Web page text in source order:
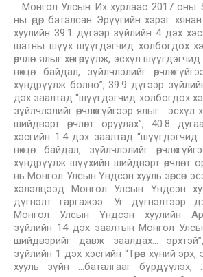
Монгол Улсын Их хурлаас 2017 оны
ны өдөр баталсан Эрүүгийн хэрэг
хуулийн 39.1 дүгээр зүйлийн 4 дэх
шатны шүүх шүүгдэгчид холбогдох
өөрчлөн ялыг хөнгөрүүлж, эсхүл
нөхцөл байдал, зүйлчлэлийг
хүндрүүлж болно”, 39.9 дүгээр
дэх заалтад “шүүгдэгчид холбогдох
зүйлчлэлийг өөрчлөхгүйгээр ялыг
шийдвэрт өөрчлөлт оруулах”, 40.8
хэсгийн 1.4 дэх заалтад “шүүгдэгчид
нөхцөл байдал, зүйлчлэлийг
хүндрүүлж шүүхийн шийдвэрт өөрчлөлт
нь Монгол Улсын Үндсэн хууль зөрсөн
хэлэлцээд Монгол Улсын Үндсэн
дүгнэлт гаргажээ. Уг дүгнэлтээр
Монгол Улсын Үндсэн хуулийн
зүйлийн 14 дэх заалтын Монгол
шийдвэрийг давж заалдах…
зүйлийн 1 дэх хэсгийн “Төрөөс хүний эрх,
хууль зүйн …баталгааг бүрдүүлэх, …